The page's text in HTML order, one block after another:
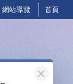
網站導覽 首頁
關閉